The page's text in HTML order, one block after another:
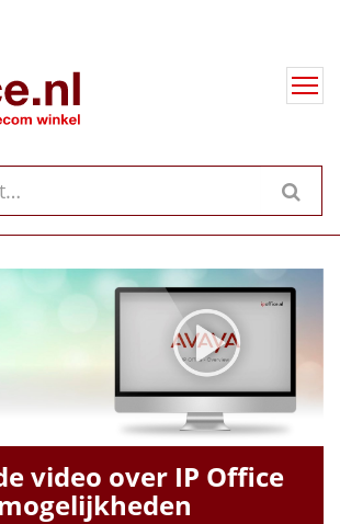
video over IP Office